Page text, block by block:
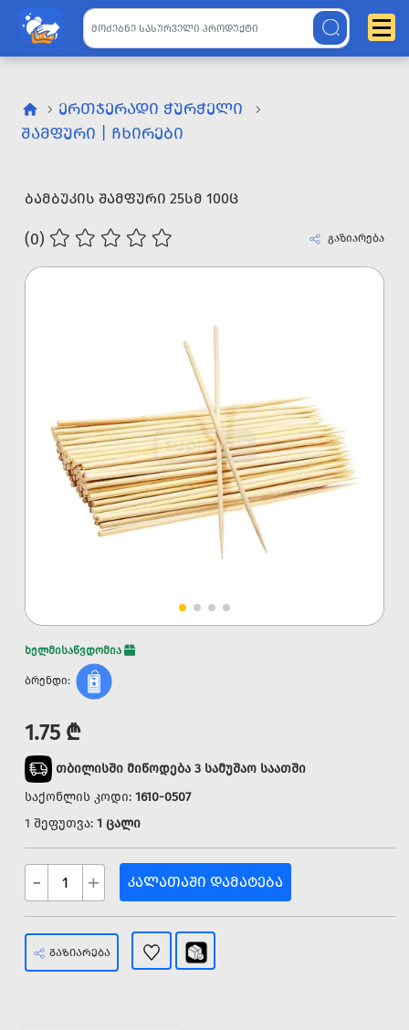
ᲔᲠᲗᲯᲔᲠᲐᲓᲘ ᲭᲣᲠᲭᲔᲚᲘ
ᲨᲐᲛᲤᲣᲠᲘ | ᲩᲮᲘᲠᲔᲑᲘ
ᲑᲐᲛᲑᲣᲙᲘᲡ ᲨᲐᲛᲤᲣᲠᲘ 25ᲡᲛ 100Ც
(0) გაზიარება
ხელმისაწვდომია
ბრენდი:
1.75 ₾
თბილისში მიწოდება 3 სამუშაო საათში
საქონლის კოდი: 1610-0507
1 შეფუთვა: 1 ცალი
- + ᲙᲐᲚᲐᲗᲐᲨᲘ ᲓᲐᲛᲐᲢᲔᲑᲐ
ᲒᲐᲖᲘᲐᲠᲔᲑᲐ